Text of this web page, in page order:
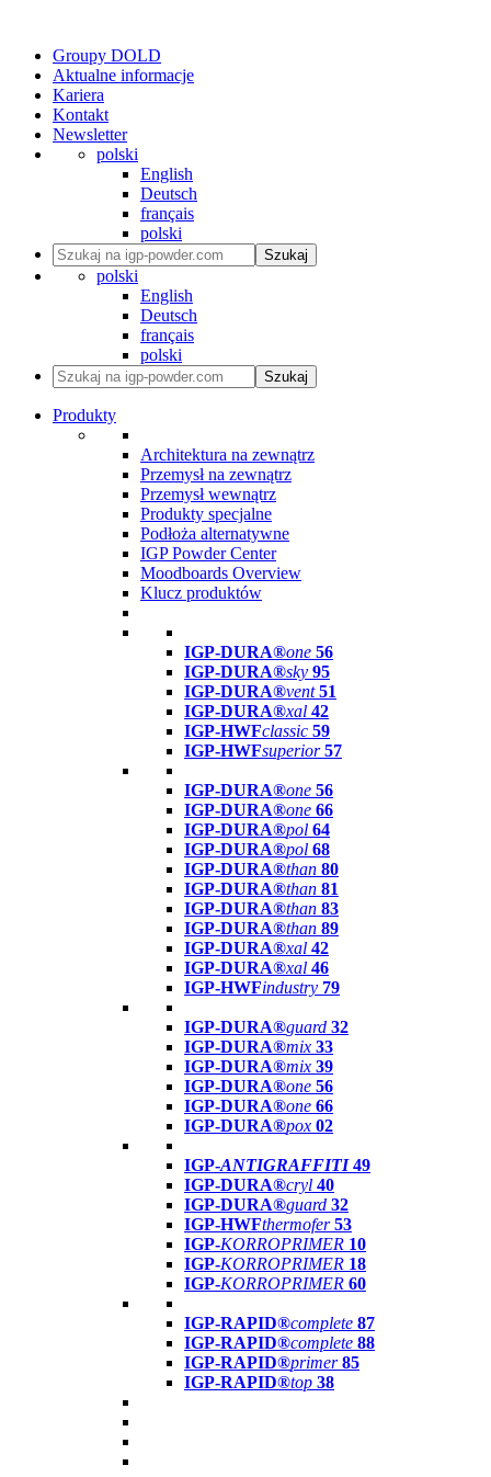
Groupy DOLD
Aktualne informacje
Kariera
Kontakt
Newsletter
polski
English
Deutsch
français
polski
Szukaj
polski
English
Deutsch
français
polski
Szukaj
Produkty
Architektura na zewnątrz
Przemysł na zewnątrz
Przemysł wewnątrz
Produkty specjalne
Podłoża alternatywne
IGP Powder Center
Moodboards Overview
Klucz produktów
IGP-DURA®one 56
IGP-DURA®sky 95
IGP-DURA®vent 51
IGP-DURA®xal 42
IGP-HWFclassic 59
IGP-HWFsuperior 57
IGP-DURA®one 56
IGP-DURA®one 66
IGP-DURA®pol 64
IGP-DURA®pol 68
IGP-DURA®than 80
IGP-DURA®than 81
IGP-DURA®than 83
IGP-DURA®than 89
IGP-DURA®xal 42
IGP-DURA®xal 46
IGP-HWFindustry 79
IGP-DURA®guard 32
IGP-DURA®mix 33
IGP-DURA®mix 39
IGP-DURA®one 56
IGP-DURA®one 66
IGP-DURA®pox 02
IGP-ANTIGRAFFITI49
IGP-DURA®cryl 40
IGP-DURA®guard 32
IGP-HWFthermofer 53
IGP-KORROPRIMER 10
IGP-KORROPRIMER 18
IGP-KORROPRIMER 60
IGP-RAPID®complete 87
IGP-RAPID®complete 88
IGP-RAPID®primer 85
IGP-RAPID®top 38